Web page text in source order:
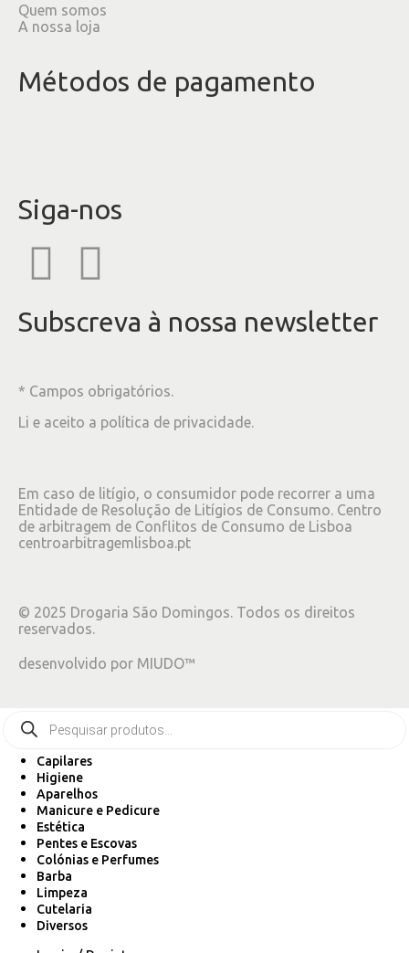
Quem somos
A nossa loja
Métodos de pagamento
Siga-nos
Subscreva à nossa newsletter
* Campos obrigatórios.
Li e aceito a política de privacidade.
Em caso de litígio, o consumidor pode recorrer a uma
Entidade de Resolução de Litígios de Consumo. Centro
de arbitragem de Conflitos de Consumo de Lisboa
centroarbitragemlisboa.pt
© 2025 Drogaria São Domingos. Todos os direitos
reservados.
desenvolvido por MIUDO™
Capilares
Higiene
Aparelhos
Manicure e Pedicure
Estética
Pentes e Escovas
Colónias e Perfumes
Barba
Limpeza
Cutelaria
Diversos